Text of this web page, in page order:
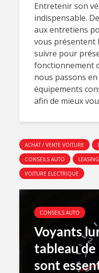
Entretenir son
indispensable.
aux entretiens
vous présentent
suivre pour
fonctionnement
nous passons
équipements
afin de mieux
ACHAT / VENTE VOITURE
CONSEILS AUTO
VOITURE ELECTRIQUE
CONSEILS AUTO
Voyants
tableau de
sont